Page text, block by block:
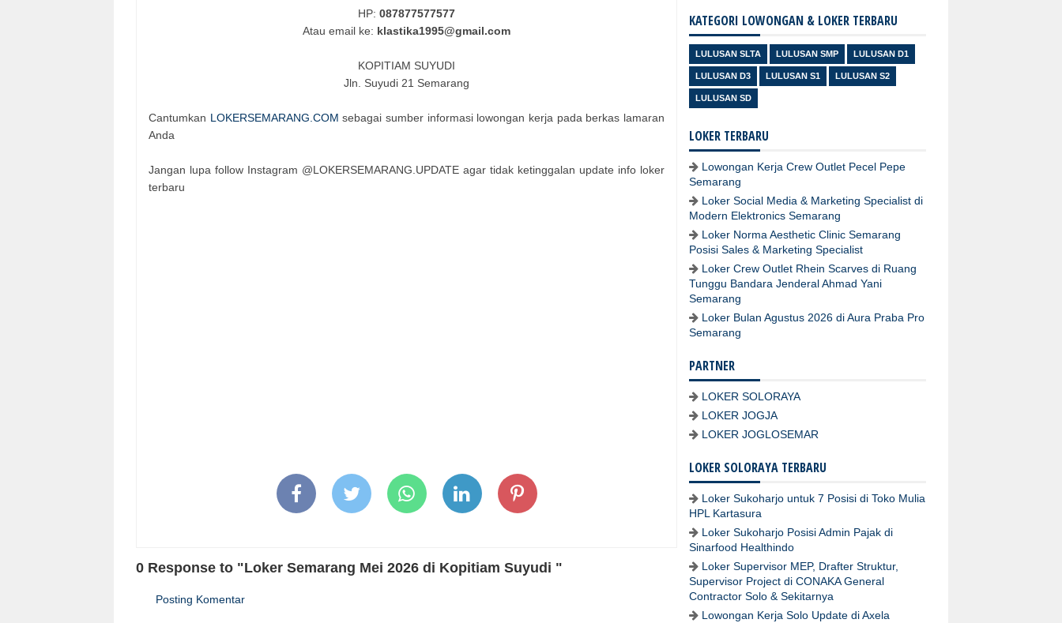
HP: 087877577577
Atau email ke: klastika1995@gmail.com
KOPITIAM SUYUDI
Jln. Suyudi 21 Semarang
Cantumkan LOKERSEMARANG.COM sebagai sumber informasi lowongan kerja pada berkas lamaran
Anda
Jangan lupa follow Instagram @LOKERSEMARANG.UPDATE agar tidak ketinggalan update info loker
terbaru
0 Response to "Loker Semarang Mei 2026 di Kopitiam Suyudi "
Posting Komentar
KATEGORI LOWONGAN & LOKER TERBARU
LULUSAN SLTA LULUSAN SMP LULUSAN D1
LULUSAN D3 LULUSAN S1 LULUSAN S2
LULUSAN SD
LOKER TERBARU
Lowongan Kerja Crew Outlet Pecel Pepe
Semarang
Loker Social Media & Marketing Specialist di
Modern Elektronics Semarang
Loker Norma Aesthetic Clinic Semarang
Posisi Sales & Marketing Specialist
Loker Crew Outlet Rhein Scarves di Ruang
Tunggu Bandara Jenderal Ahmad Yani
Semarang
Loker Bulan Agustus 2026 di Aura Praba Pro
Semarang
PARTNER
LOKER SOLORAYA
LOKER JOGJA
LOKER JOGLOSEMAR
LOKER SOLORAYA TERBARU
Loker Sukoharjo untuk 7 Posisi di Toko Mulia
HPL Kartasura
Loker Sukoharjo Posisi Admin Pajak di
Sinarfood Healthindo
Loker Supervisor MEP, Drafter Struktur,
Supervisor Project di CONAKA General
Contractor Solo & Sekitarnya
Lowongan Kerja Solo Update di Axela